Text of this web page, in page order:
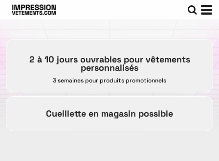
2 à 10 jours ouvrables pour vêtements
personnalisés
3 semaines pour produits promotionnels
Cueillette en magasin possible